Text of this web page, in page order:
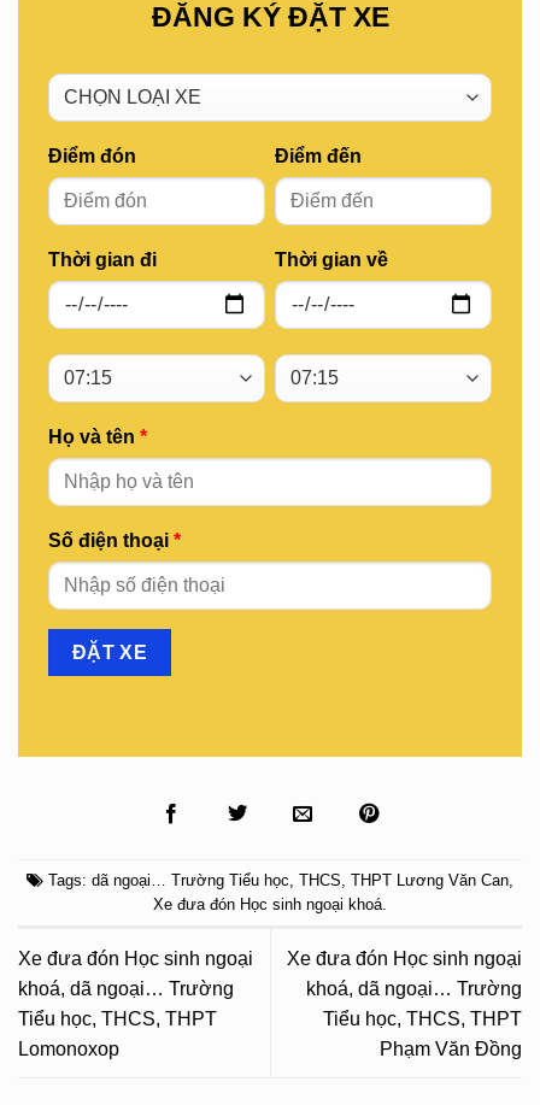
ĐĂNG KÝ ĐẶT XE
Điểm đón
Thời gian đi
Điểm đến
Thời gian về
Họ và tên *
Số điện thoại *
Tags: dã ngoại… Trường Tiểu học THCS THPT Lương Văn Can
Xe đưa đón Học sinh ngoại khoá
Xe đưa đón Học sinh ngoại
khoá, dã ngoại… Trường
Tiểu học, THCS, THPT
Lomonoxop
Xe đưa đón Học sinh ngoại
khoá, dã ngoại… Trường
Tiểu học, THCS, THPT
Phạm Văn Đồng